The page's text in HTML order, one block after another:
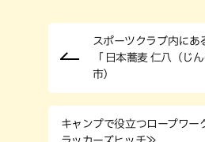
スポーツクラブ内にあ
「 日本蕎麦 仁八（じ
市）
キャンプで役立つロープワ